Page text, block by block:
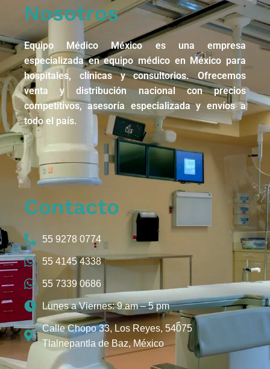
Nosotros
Equipo Médico México es una empresa
especializada en equipo médico en México para
hospitales, clínicas y consultorios. Ofrecemos
venta y distribución nacional con precios
competitivos, asesoría especializada y envíos a
todo el país.
Contacto
55 9278 0774
55 4145 4338
55 7339 0686
Lunes a Viernes: 9 am – 5 pm
Calle Chopo 33, Los Reyes, 54075
Tlalnepantla de Baz, México